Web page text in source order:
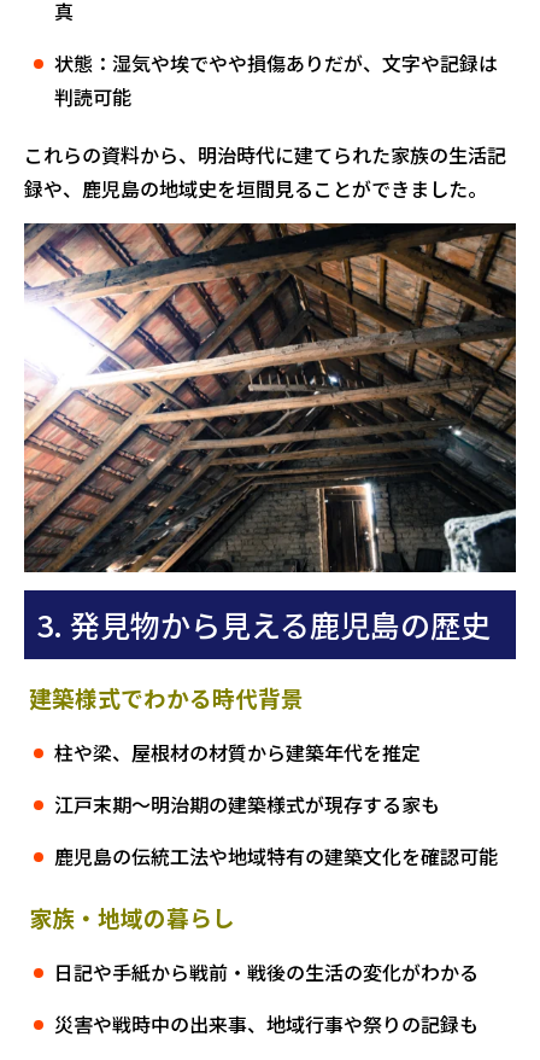
真
状態：湿気や埃でやや損傷ありだが、文字や記録は
判読可能
これらの資料から、明治時代に建てられた家族の生活記
録や、鹿児島の地域史を垣間見ることができました。
3. 発見物から見える鹿児島の歴史
建築様式でわかる時代背景
柱や梁、屋根材の材質から建築年代を推定
江戸末期～明治期の建築様式が現存する家も
鹿児島の伝統工法や地域特有の建築文化を確認可能
家族・地域の暮らし
日記や手紙から戦前・戦後の生活の変化がわかる
災害や戦時中の出来事、地域行事や祭りの記録も